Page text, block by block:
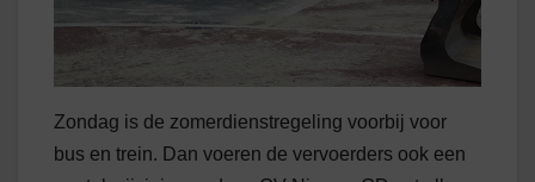
Zondag is de zomerdienstregeling voorbij voor
bus en trein. Dan voeren de vervoerders ook een